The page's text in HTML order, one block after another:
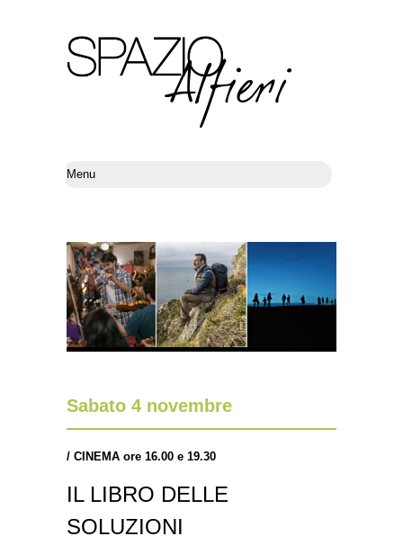
Sabato 4 novembre
/ CINEMA ore 16.00 e 19.30
IL LIBRO DELLE
SOLUZIONI